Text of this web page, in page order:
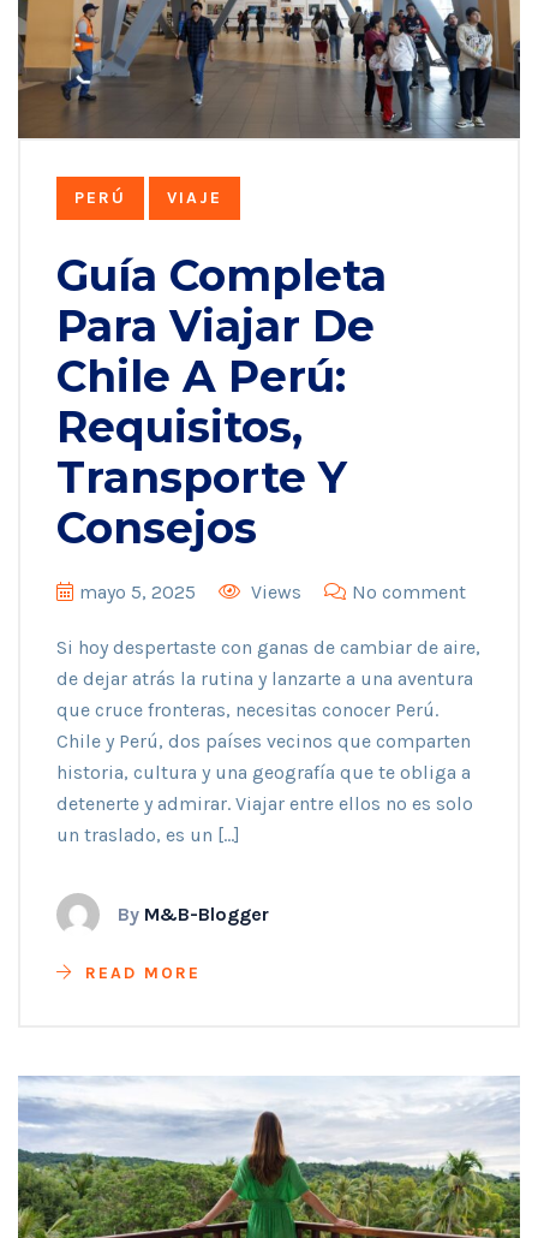
PERÚ VIAJE
Guía Completa
Para Viajar De
Chile A Perú:
Requisitos,
Transporte Y
Consejos
mayo 5, 2025 Views No comment
Si hoy despertaste con ganas de cambiar de aire,
de dejar atrás la rutina y lanzarte a una aventura
que cruce fronteras, necesitas conocer Perú.
Chile y Perú, dos países vecinos que comparten
historia, cultura y una geografía que te obliga a
detenerte y admirar. Viajar entre ellos no es solo
un traslado, es un […]
By M&B-Blogger
READ MORE